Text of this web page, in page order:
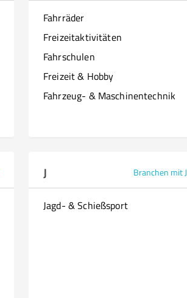
Fahrräder
Freizeitaktivitäten
Fahrschulen
Freizeit & Hobby
Fahrzeug- & Maschinentechnik
J Branchen mit J
Jagd- & Schießsport